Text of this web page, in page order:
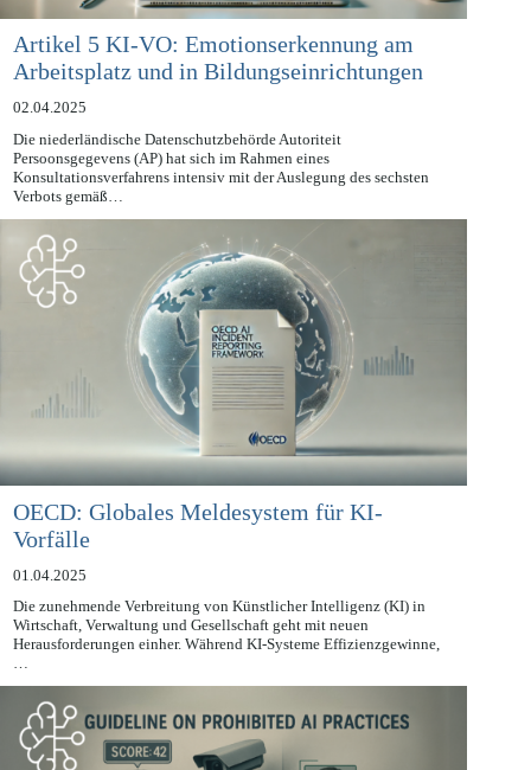
Artikel 5 KI-VO: Emotionserkennung am
Arbeitsplatz und in Bildungseinrichtungen
02.04.2025
Die niederländische Datenschutzbehörde Autoriteit
Persoonsgegevens (AP) hat sich im Rahmen eines
Konsultationsverfahrens intensiv mit der Auslegung des sechsten
Verbots gemäß…
OECD: Globales Meldesystem für KI-
Vorfälle
01.04.2025
Die zunehmende Verbreitung von Künstlicher Intelligenz (KI) in
Wirtschaft, Verwaltung und Gesellschaft geht mit neuen
Herausforderungen einher. Während KI-Systeme Effizienzgewinne,
…